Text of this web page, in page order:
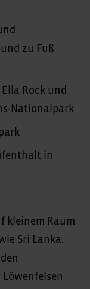
zu Fuß
Rock und
Nationalpark
in
kleinem Raum
Sri Lanka: